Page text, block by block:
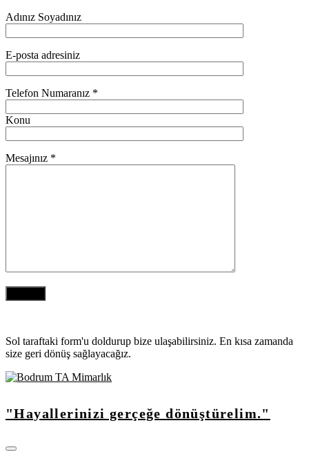
Adınız Soyadınız
E-posta adresiniz
Telefon Numaranız *
Konu
Mesajınız *
Sol taraftaki form'u doldurup bize ulaşabilirsiniz. En kısa zamanda
size geri dönüş sağlayacağız.
"Hayallerinizi gerçeğe dönüştürelim."